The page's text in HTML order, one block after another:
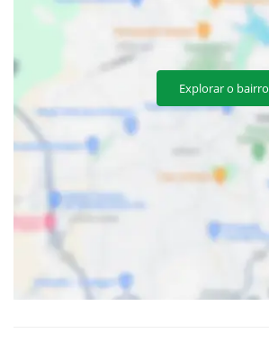
Explorar o bairro